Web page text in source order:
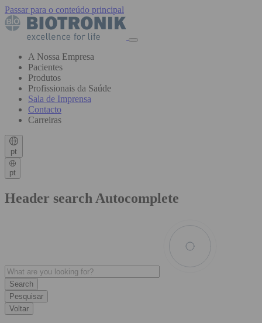
Passar para o conteúdo principal
A Nossa Empresa
Pacientes
Produtos
Profissionais da Saúde
Sala de Imprensa
Contacto
Carreiras
pt
pt
Header search Autocomplete
Pesquisar
Voltar